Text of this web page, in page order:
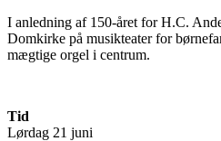
I anledning af 150-året for H.C.
Domkirke på musikteater for
mægtige orgel i centrum.
Tid
Lørdag 21 juni